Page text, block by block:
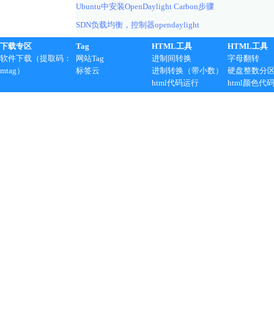
Ubuntu中安装OpenDaylight Carbon步骤
SDN负载均衡，控制器opendaylight
下载专区
软件下载（提取码：
mtag）
Tag
网站Tag
标签云
HTML工具
进制间转换
进制转换（带小数）
html代码运行
HTML工具
字母翻转
硬盘整数分
html颜色代码